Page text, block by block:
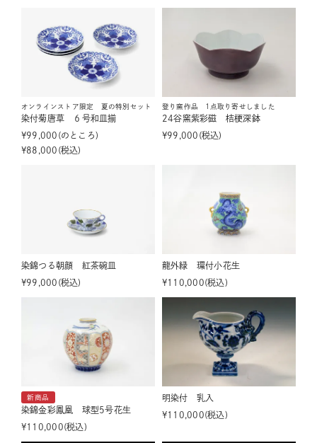
オンラインストア限定 夏の特別セット
染付菊唐草 ６号和皿揃
¥99,000 のところ
¥88,000 税込
登り窯作品 1点取り寄せしました
24谷窯紫彩磁 桔梗深鉢
¥99,000 税込
染錦つる朝顔 紅茶碗皿
¥99,000 税込
龍外緑 環付小花生
¥110,000 税込
新商品
染錦金彩鳳凰 球型5号花生
¥110,000 税込
明染付 乳入
¥110,000 税込